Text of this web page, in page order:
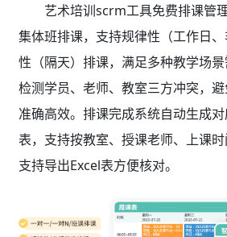
艺术培训scrm工具免费排课管
集体班排课，支持规律性（工作日
性（隔天）排课，满足多种教学场
检测学员、老师、教室三方冲突，避
准确高效。排课完成系统自动生成
表，支持按教室、授课老师、上课时
支持导出Excel表方便核对。